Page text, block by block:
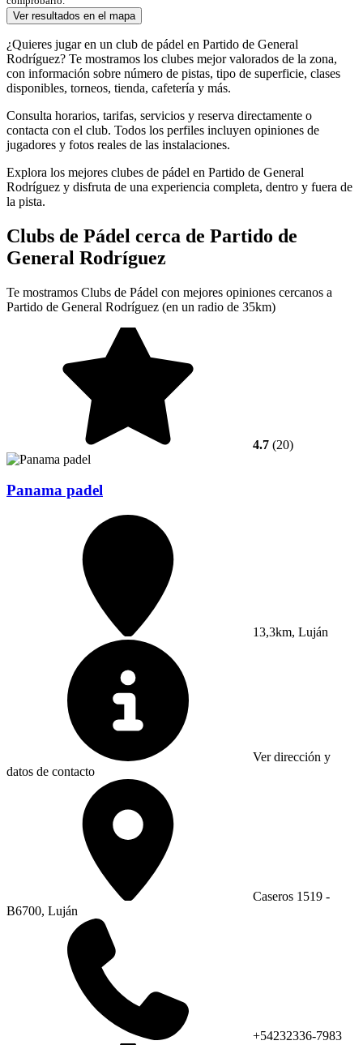
Ver resultados en el mapa
¿Quieres jugar en un club de pádel en Partido de General
Rodríguez? Te mostramos los clubes mejor valorados de la zona,
con información sobre número de pistas, tipo de superficie, clases
disponibles, torneos, tienda, cafetería y más.
Consulta horarios, tarifas, servicios y reserva directamente o
contacta con el club. Todos los perfiles incluyen opiniones de
jugadores y fotos reales de las instalaciones.
Explora los mejores clubes de pádel en Partido de General
Rodríguez y disfruta de una experiencia completa, dentro y fuera de
la pista.
Clubs de Pádel cerca de Partido de
General Rodríguez
Te mostramos Clubs de Pádel con mejores opiniones cercanos a
Partido de General Rodríguez (en un radio de 35km)
4.7 (20)
Panama padel
13,3km, Luján
Ver dirección y
datos de contacto
Caseros 1519 -
B6700, Luján
+54232336-7983